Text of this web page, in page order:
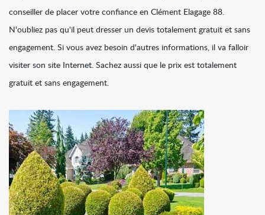
conseiller de placer votre confiance en Clément Elagage 88.
N'oubliez pas qu'il peut dresser un devis totalement gratuit et sans
engagement. Si vous avez besoin d'autres informations, il va falloir
visiter son site Internet. Sachez aussi que le prix est totalement
gratuit et sans engagement.